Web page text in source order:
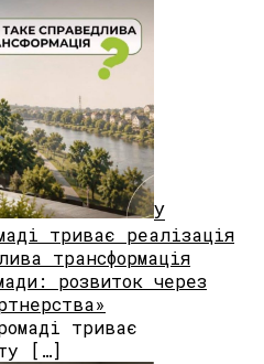
У
триває реалізація
трансформація
розвиток через
триває
[…]